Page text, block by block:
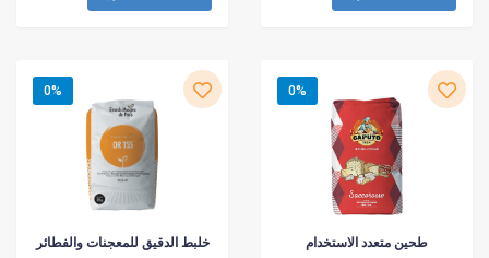
0%
خلبط الدقيق للمعجنات والفطائر
0%
طحين متعدد الاستخدام